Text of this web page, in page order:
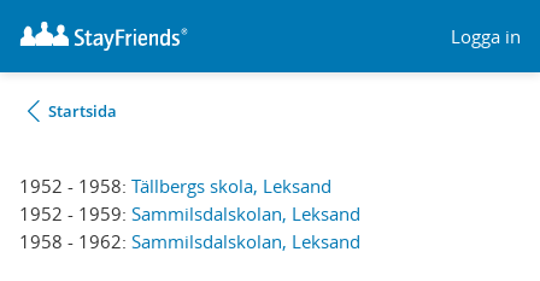
Logga in
Startsida
1952 - 1958: Tällbergs skola, Leksand
1952 - 1959: Sammilsdalskolan, Leksand
1958 - 1962: Sammilsdalskolan, Leksand